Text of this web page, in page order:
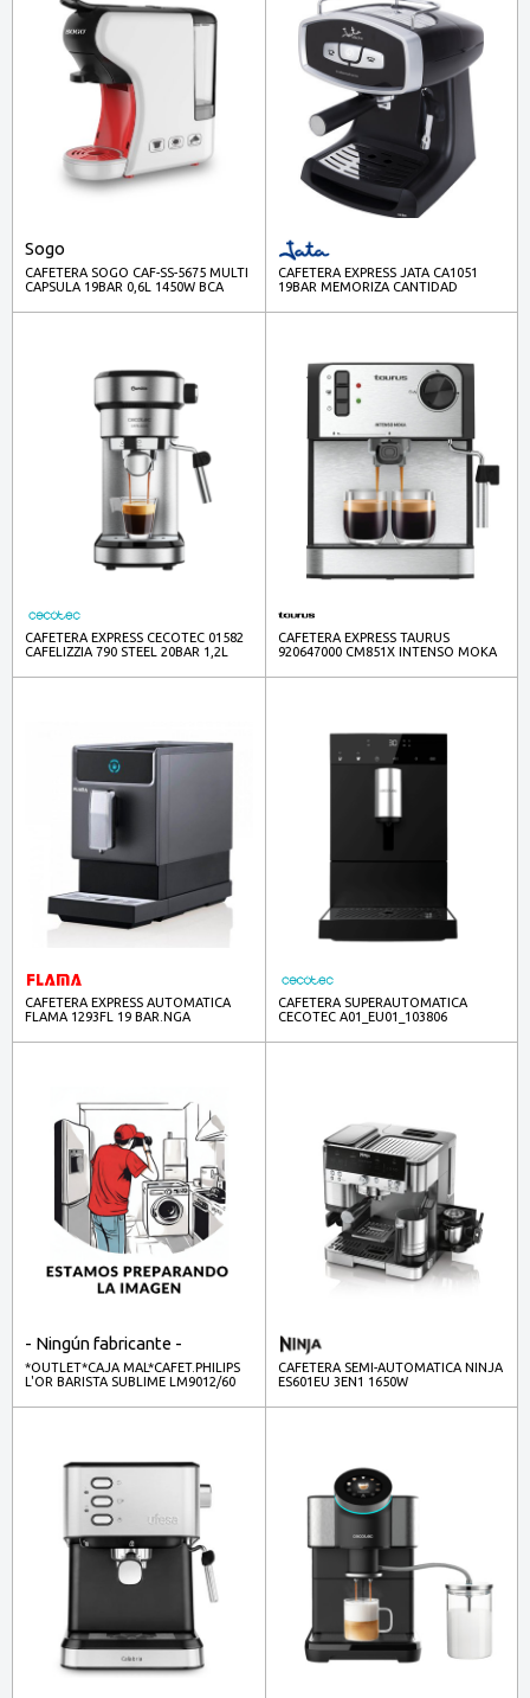
Sogo
CAFETERA SOGO CAF-SS-5675 MULTI
CAPSULA 19BAR 0,6L 1450W BCA
CAFETERA EXPRESS JATA CA1051
19BAR MEMORIZA CANTIDAD
CAFETERA EXPRESS CECOTEC 01582
CAFELIZZIA 790 STEEL 20BAR 1,2L
CAFETERA EXPRESS TAURUS
920647000 CM851X INTENSO MOKA
CAFETERA EXPRESS AUTOMATICA
FLAMA 1293FL 19 BAR.NGA
CAFETERA SUPERAUTOMATICA
CECOTEC A01_EU01_103806
- Ningún fabricante -
*OUTLET*CAJA MAL*CAFET.PHILIPS
L'OR BARISTA SUBLIME LM9012/60
CAFETERA SEMI-AUTOMATICA NINJA
ES601EU 3EN1 1650W